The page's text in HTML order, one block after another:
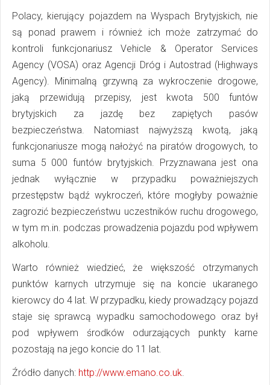
Polacy, kierujący pojazdem na Wyspach Brytyjskich, nie
są ponad prawem i również ich może zatrzymać do
kontroli funkcjonariusz Vehicle & Operator Services
Agency (VOSA) oraz Agencji Dróg i Autostrad (Highways
Agency). Minimalną grzywną za wykroczenie drogowe,
jaką przewidują przepisy, jest kwota 500 funtów
brytyjskich za jazdę bez zapiętych pasów
bezpieczeństwa. Natomiast najwyższą kwotą, jaką
funkcjonariusze mogą nałożyć na piratów drogowych, to
suma 5 000 funtów brytyjskich. Przyznawana jest ona
jednak wyłącznie w przypadku poważniejszych
przestępstw bądź wykroczeń, które mogłyby poważnie
zagrozić bezpieczeństwu uczestników ruchu drogowego,
w tym m.in. podczas prowadzenia pojazdu pod wpływem
alkoholu.
Warto również wiedzieć, że większość otrzymanych
punktów karnych utrzymuje się na koncie ukaranego
kierowcy do 4 lat. W przypadku, kiedy prowadzący pojazd
staje się sprawcą wypadku samochodowego oraz był
pod wpływem środków odurzających punkty karne
pozostają na jego koncie do 11 lat.
Źródło danych: http://www.emano.co.uk.